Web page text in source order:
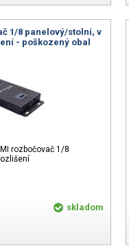
1/8 panelový/stolní, v
- poškozený obal
rozbočovač 1/8
skladom